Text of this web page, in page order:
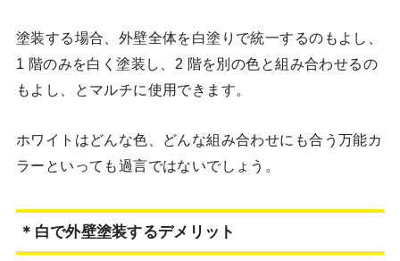
塗装する場合、外壁全体を白塗りで統一するのもよし、
1 階のみを白く塗装し、2 階を別の色と組み合わせるの
もよし、とマルチに使用できます。
ホワイトはどんな色、どんな組み合わせにも合う万能カ
ラーといっても過言ではないでしょう。
＊白で外壁塗装するデメリット